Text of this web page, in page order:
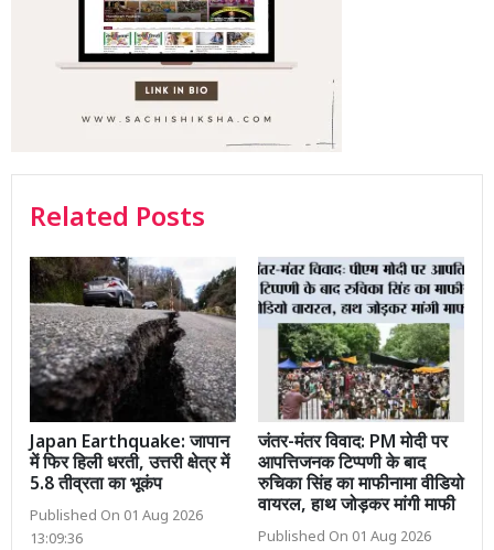
Related Posts
Japan Earthquake: जापान
में फिर हिली धरती, उत्तरी क्षेत्र में
5.8 तीव्रता का भूकंप
Published On 01 Aug 2026
13:09:36
जंतर-मंतर विवाद: PM मोदी पर
आपत्तिजनक टिप्पणी के बाद
रुचिका सिंह का माफीनामा वीडियो
वायरल, हाथ जोड़कर मांगी माफी
Published On 01 Aug 2026